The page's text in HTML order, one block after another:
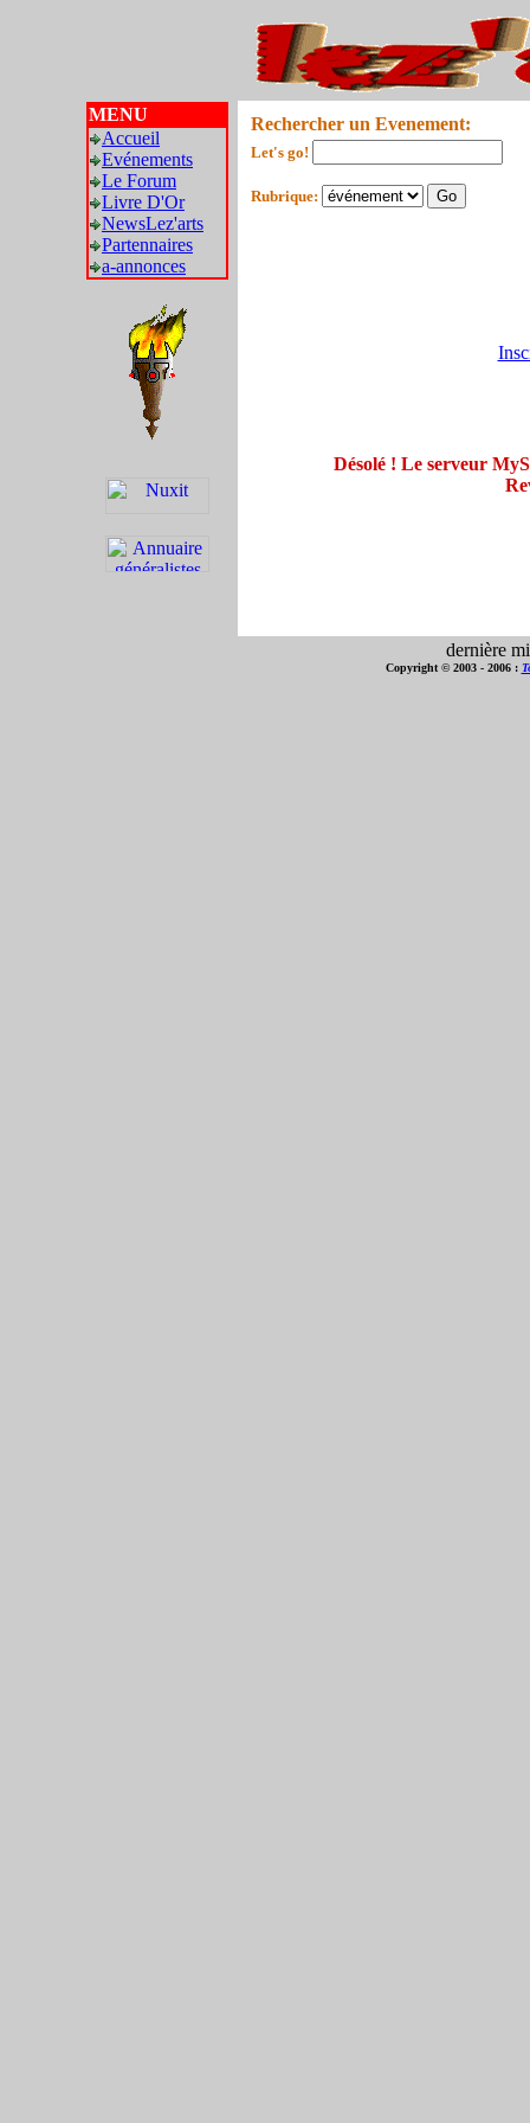
MENU
Accueil
Evénements
Le Forum
Livre D'Or
NewsLez'arts
Partennaires
a-annonces
Rechercher un Evenement:
Let's go!
Rubrique:
Désolé ! Le serveur
dernière
Copyright © 2003 - 2006 :